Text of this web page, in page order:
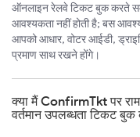
ऑनलाइन रेलवे टिकट बुक करते
आवश्यकता नहीं होती है; बस
आपको आधार, वोटर आईडी,
प्रमाण साथ रखने होंगे।
क्या मैं ConfirmTkt पर
वर्तमान उपलब्धता टिकट